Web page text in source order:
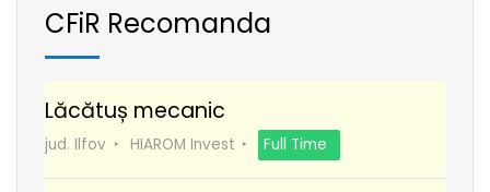
CFiR Recomanda
Lăcătuș mecanic
jud. Ilfov HIAROM Invest Full Time